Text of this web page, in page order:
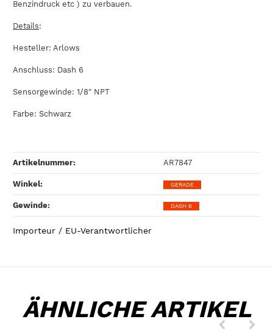
Benzindruck etc ) zu verbauen.
Details:
Hesteller: Arlows
Anschluss: Dash 6
Sensorgewinde: 1/8" NPT
Farbe: Schwarz
Artikelnummer: AR7847
Winkel‍: GERADE
Gewinde‍: DASH 6
Importeur / EU-Verantwortlicher
ÄHNLICHE ARTIKEL